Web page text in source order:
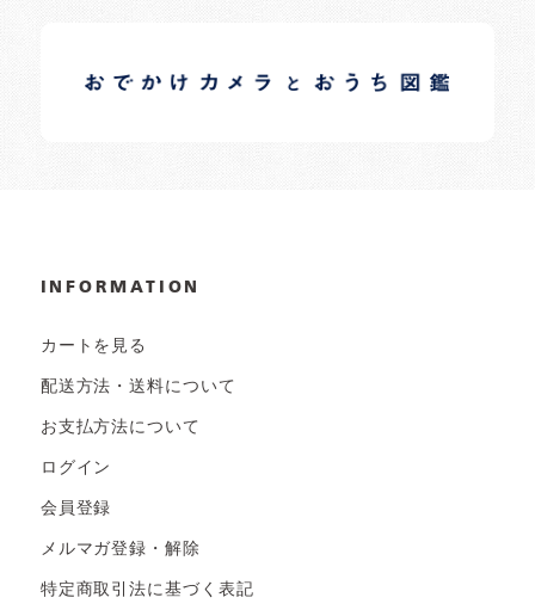
日常の様子など随時更新中です。
INFORMATION
カートを見る
配送方法・送料について
お支払方法について
ログイン
会員登録
メルマガ登録・解除
特定商取引法に基づく表記